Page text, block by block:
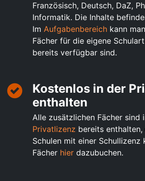
Französisch, Deutsch, DaZ,
Informatik. Die Inhalte
Im Aufgabenbereich kann
Fächer für die eigene
bereits verfügbar sind.
Kostenlos in der
enthalten
Alle zusätzlichen Fächer sind
Privatlizenz bereits
Schulen mit einer Schullizenz
Fächer hier dazubuchen.